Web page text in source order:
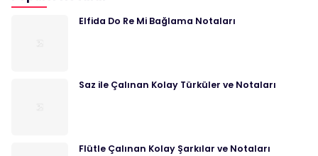
Elfida Do Re Mi Bağlama Notaları
Saz ile Çalınan Kolay Türküler ve Notaları
Flütle Çalınan Kolay Şarkılar ve Notaları